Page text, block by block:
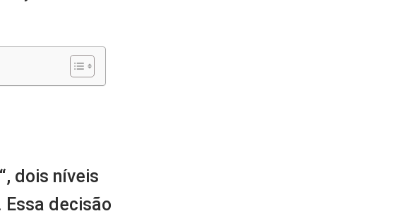
dois níveis
decisão